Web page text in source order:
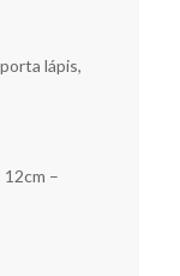
lápis,
12cm –